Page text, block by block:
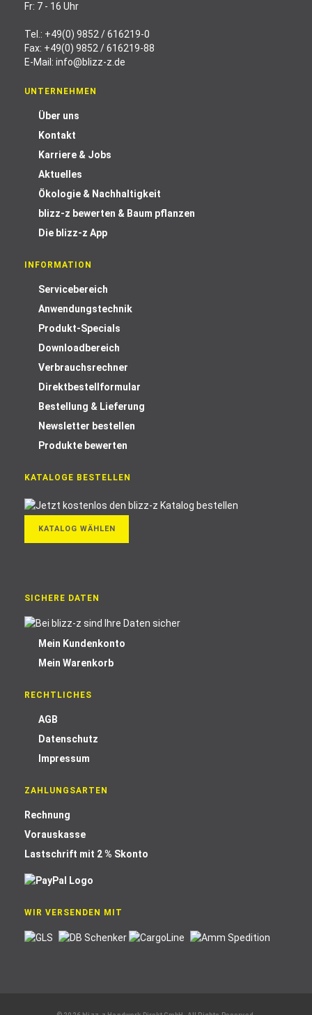
Fr: 7 - 16 Uhr
Tel.: +49(0) 9852 / 616219-0
Fax: +49(0) 9852 / 616219-88
E-Mail: info@blizz-z.de
UNTERNEHMEN
Über uns
Kontakt
Karriere & Jobs
Aktuelles
Ökologie & Nachhaltigkeit
blizz-z bewerten & Baum pflanzen
Die blizz-z App
INFORMATION
Servicebereich
Anwendungstechnik
Produkt-Specials
Downloadbereich
Verbrauchsrechner
Direktbestellformular
Bestellung & Lieferung
Newsletter bestellen
Produkte bewerten
KATALOGE BESTELLEN
KATALOG WÄHLEN
SICHERE DATEN
Mein Kundenkonto
Mein Warenkorb
RECHTLICHES
AGB
Datenschutz
Impressum
ZAHLUNGSARTEN
Rechnung
Vorauskasse
Lastschrift mit 2 % Skonto
WIR VERSENDEN MIT